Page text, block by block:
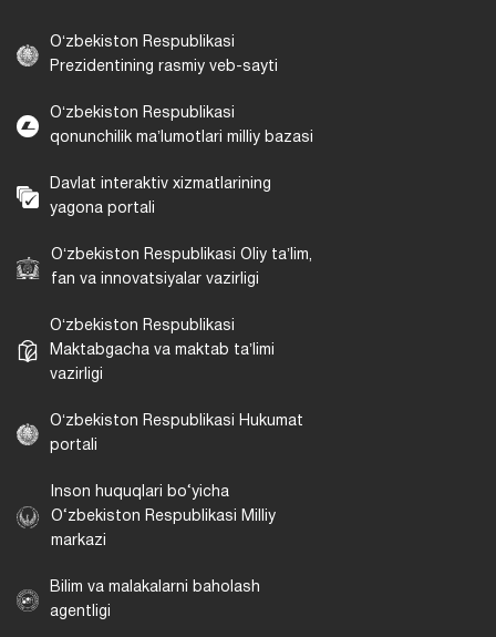
Oʻzbekiston Respublikasi
Prezidentining rasmiy veb-sayti
Oʻzbekiston Respublikasi
qonunchilik maʼlumotlari milliy bazasi
Davlat interaktiv xizmatlarining
yagona portali
Oʻzbekiston Respublikasi Oliy taʼlim,
fan va innovatsiyalar vazirligi
Oʻzbekiston Respublikasi
Maktabgacha va maktab taʼlimi
vazirligi
Oʻzbekiston Respublikasi Hukumat
portali
Inson huquqlari bo‘yicha
O‘zbekiston Respublikasi Milliy
markazi
Bilim va malakalarni baholash
agentligi